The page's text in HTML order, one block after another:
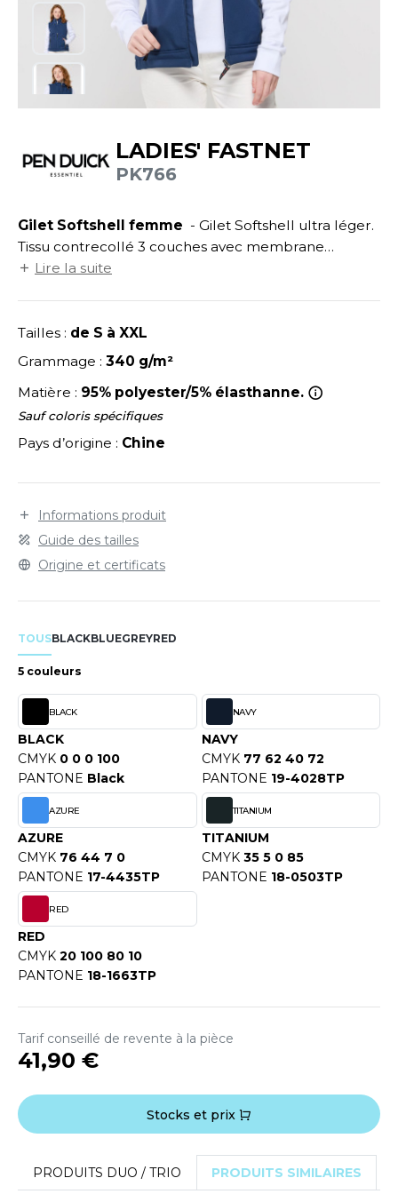
DE SERIE
VISIBILITE
MODULABLES
DE MAISON
IN EUROPE
LABEL / TEAR AWAY
SHOPPING
VETEMENTS
SHIRT
SHIRT
PROFESSIONNELLE
- BLOUSON
YOUR BRAND
SI ON L'APPELAIT FRANCIS
HALES
ROW
OF THE LOOM VINTAGE
- BLANKS
COOL
HOODS
T'S
SERIE
VERTS
DE LA MER
ECORESPONSABLE
FIN DE SÉRIE
LADIES' FASTNET
PK766
Gilet Softshell femme
Tissu contrecollé 3 couches avec membrane
respirante (800g) et imperméable (3000-5000mm).
Lire la suite
Tailles : de S à XXL
Grammage : 340 g/m²
Matière : 95% polyester/5% élasthanne.
Sauf coloris spécifiques
Pays d’origine : Chine
Informations produit
Guide des tailles
Origine et certificats
TOUSBLACKBLUEGREYRED
5 couleurs
BLACK
BLACK
CMYK 0 0 0 100
PANTONE Black
NAVY
NAVY
CMYK 77 62 40 72
PANTONE 19-4028TP
AZURE
AZURE
CMYK 76 44 7 0
PANTONE 17-4435TP
TITANIUM
TITANIUM
CMYK 35 5 0 85
PANTONE 18-0503TP
RED
RED
CMYK 20 100 80 10
PANTONE 18-1663TP
Tarif conseillé de revente à la pièce
41,90 €
Stocks et prix
PRODUITS DUO / TRIO PRODUITS SIMILAIRES